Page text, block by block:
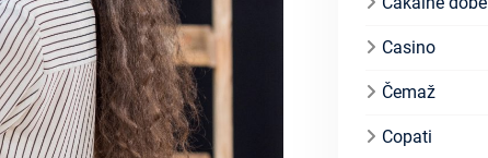
Casino
Čemaž
Copati